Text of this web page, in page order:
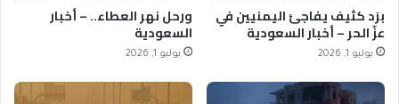
برَد كثيف يفاجئ اليمنيين في
عزّ الحر – أخبار السعودية
يوليو 1, 2026
ورحل نهر العطاء.. – أخبار
السعودية
يوليو 1, 2026